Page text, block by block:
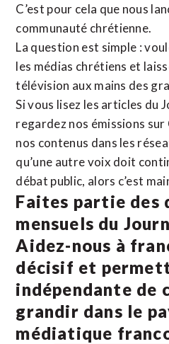
C’est pour cela que nous
communauté chrétienne.
La question est simple :
les médias chrétiens et
télévision aux mains des
Si vous lisez les articles du
regardez nos émissions
nos contenus dans les
qu’une autre voix doit
débat public, alors c’est
Faites partie des
mensuels du
Aidez-nous à
décisif et
indépendante de
grandir dans le
médiatique